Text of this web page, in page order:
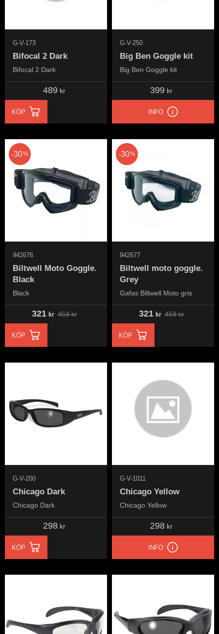
Bifocal 2 Dark
Bifocal 2 Dark
G-V-173
489 kr
KÖP
Big Ben Goggle kit
Big Ben Goggle kit
G-V-250
399 kr
INFO
Biltwell Moto Goggle.
Black
Black
942676
321 kr 459kr
30%
KÖP
Biltwell moto goggle.
Grey
Gafas Biltwell Moto gris
942677
321 kr 459kr
30%
KÖP
Chicago Dark
Chicago Dark
G-V-200
298 kr
KÖP
Chicago Yellow
Chicago Yellow
G-V-1011
298 kr
INFO